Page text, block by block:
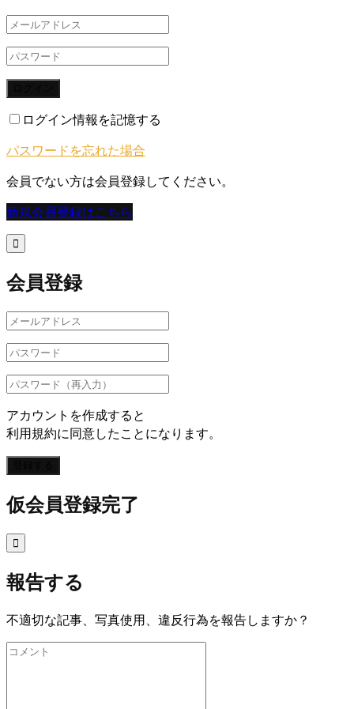
ログイン情報を記憶する
パスワードを忘れた場合
会員でない方は会員登録してください。
新規会員登録はこちら

会員登録
アカウントを作成すると
利用規約に同意したことになります。
仮会員登録完了

報告する
不適切な記事、写真使用、違反行為を報告しますか？